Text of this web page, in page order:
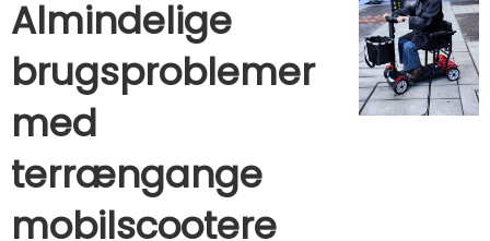
Almindelige
brugsproblemer
med
terrængange
mobilscootere